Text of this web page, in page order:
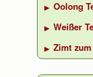
Oolong
Weißer
Zimt